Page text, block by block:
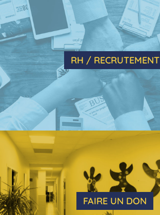
RH / RECRUTEMENT
FAIRE UN DON